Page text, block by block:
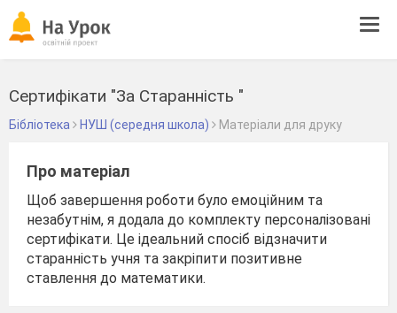
Сертифікати "За Старанність "
Бібліотека НУШ (середня школа) Матеріали для друку
Про матеріал
Щоб завершення роботи було емоційним та
незабутнім, я додала до комплекту персоналізовані
сертифікати. Це ідеальний спосіб відзначити
старанність учня та закріпити позитивне
ставлення до математики.